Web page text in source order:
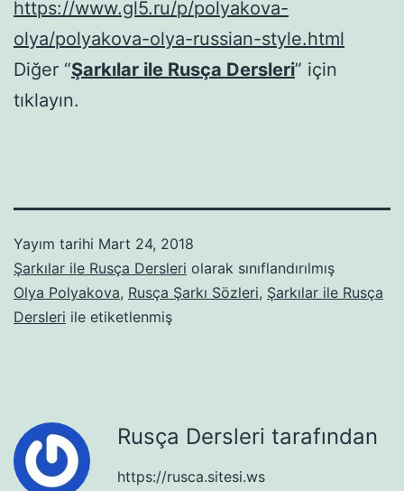
https://www.gl5.ru/p/polyakova-
olya/polyakova-olya-russian-style.html
Diğer “Şarkılar ile Rusça Dersleri” için
tıklayın.
Yayım tarihi Mart 24, 2018
Şarkılar ile Rusça Dersleri olarak sınıflandırılmış
Olya Polyakova, Rusça Şarkı Sözleri, Şarkılar ile Rusça
Dersleri ile etiketlenmiş
Rusça Dersleri tarafından
https://rusca.sitesi.ws